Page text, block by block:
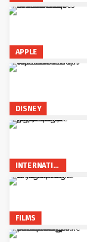
APPLE
DISNEY
INTERNATIONAL
FILMS